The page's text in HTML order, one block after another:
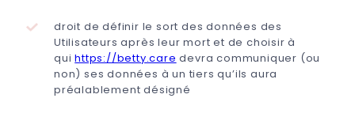
droit de définir le sort des données des
Utilisateurs après leur mort et de choisir à
quihttps://betty.care devra communiquer (ou
non) ses données à un tiers qu’ils aura
préalablement désigné